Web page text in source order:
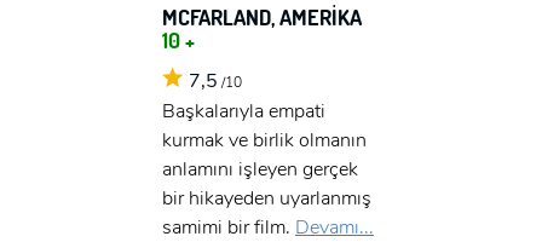
MCFARLAND, AMERİKA
10 +
7,5 /10
Başkalarıyla empati
kurmak ve birlik olmanın
anlamını işleyen gerçek
bir hikayeden uyarlanmış
samimi bir film. Devamı...